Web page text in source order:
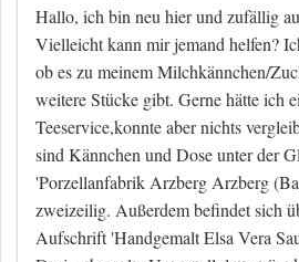
Hallo, ich bin neu hier und zufällig
Vielleicht kann mir jemand helfen?
ob es zu meinem Milchkännchen/
weitere Stücke gibt. Gerne hätte ich
Teeservice,konnte aber nichts
sind Kännchen und Dose unter der
'Porzellanfabrik Arzberg Arzberg
zweizeilig. Außerdem befindet sich
Aufschrift 'Handgemalt Elsa Vera